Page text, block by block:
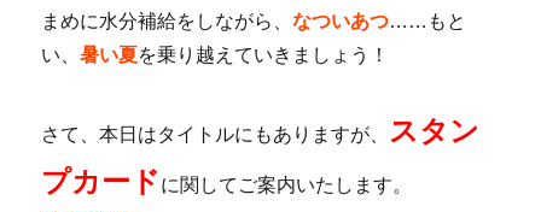
まめに水分補給をしながら、なついあつ……もと
い、暑い夏を乗り越えていきましょう！
さて、本日はタイトルにもありますが、 スタン
プカード に関してご案内いたします。